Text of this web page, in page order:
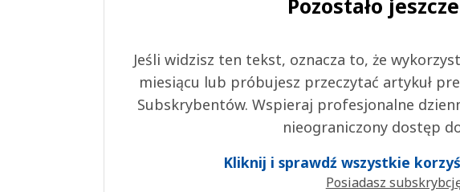
Pozostało
Jeśli widzisz ten tekst, oznacza to, że
miesiącu lub próbujesz przeczytać artykuł
Subskrybentów. Wspieraj profesjonalne
nieograniczony dostęp
Kliknij i sprawdź wszystkie
Posiadasz